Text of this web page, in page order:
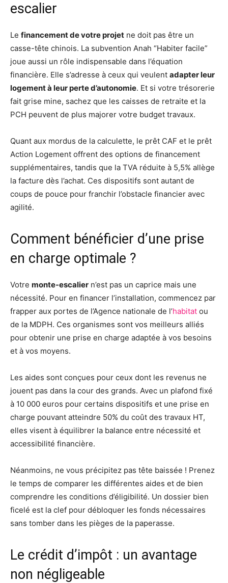
escalier
Le financement de votre projet ne doit pas être un
casse-tête chinois. La subvention Anah “Habiter facile”
joue aussi un rôle indispensable dans l’équation
financière. Elle s’adresse à ceux qui veulent adapter leur
logement à leur perte d’autonomie. Et si votre trésorerie
fait grise mine, sachez que les caisses de retraite et la
PCH peuvent de plus majorer votre budget travaux.
Quant aux mordus de la calculette, le prêt CAF et le prêt
Action Logement offrent des options de financement
supplémentaires, tandis que la TVA réduite à 5,5% allège
la facture dès l’achat. Ces dispositifs sont autant de
coups de pouce pour franchir l’obstacle financier avec
agilité.
Comment bénéficier d’une prise
en charge optimale ?
Votre monte-escalier n’est pas un caprice mais une
nécessité. Pour en financer l’installation, commencez par
frapper aux portes de l’Agence nationale de l’habitat ou
de la MDPH. Ces organismes sont vos meilleurs alliés
pour obtenir une prise en charge adaptée à vos besoins
et à vos moyens.
Les aides sont conçues pour ceux dont les revenus ne
jouent pas dans la cour des grands. Avec un plafond fixé
à 10 000 euros pour certains dispositifs et une prise en
charge pouvant atteindre 50% du coût des travaux HT,
elles visent à équilibrer la balance entre nécessité et
accessibilité financière.
Néanmoins, ne vous précipitez pas tête baissée ! Prenez
le temps de comparer les différentes aides et de bien
comprendre les conditions d’éligibilité. Un dossier bien
ficelé est la clef pour débloquer les fonds nécessaires
sans tomber dans les pièges de la paperasse.
Le crédit d’impôt : un avantage
non négligeable